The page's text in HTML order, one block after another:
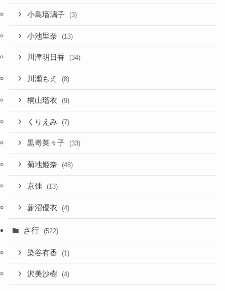
小島瑠璃子 (3)
小池里奈 (13)
川津明日香 (34)
川瀬もえ (8)
桐山瑠衣 (9)
くりえみ (7)
黒嵜菜々子 (33)
菊地姫奈 (48)
京佳 (13)
蓼沼優衣 (4)
さ行 (522)
染谷有香 (1)
沢美沙樹 (4)